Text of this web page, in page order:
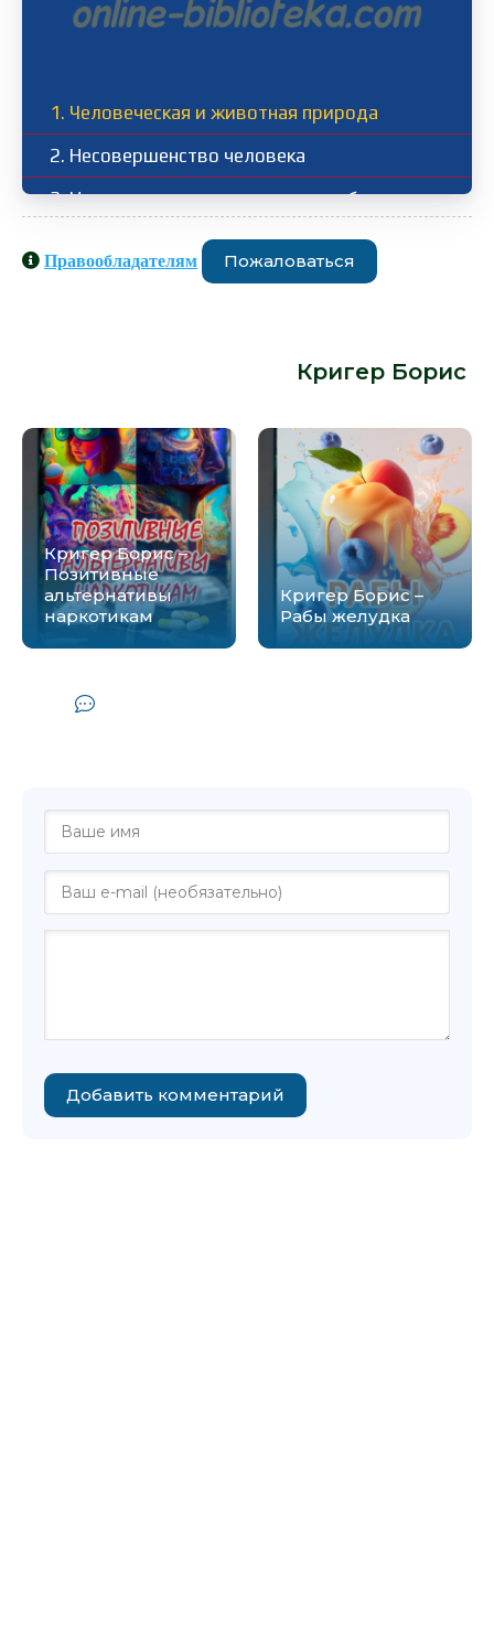
1. Человеческая и животная природа
2. Несовершенство человека
3. Настоящее против прошлого и будущего
Правообладателям Пожаловаться
Кригер Борис:
Кригер Борис –
Позитивные
альтернативы
наркотикам
Кригер Борис –
Рабы желудка
Добавить комментарий